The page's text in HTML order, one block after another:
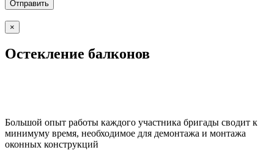
×
Остекление балконов
Большой опыт работы каждого участника бригады сводит к
минимуму время, необходимое для демонтажа и монтажа
оконных конструкций